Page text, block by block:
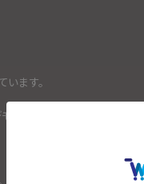
ます。
イトに入ると受付番号と